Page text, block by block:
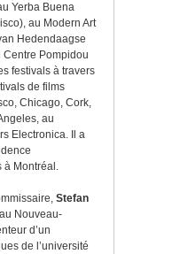
Yerba Buena
au Modern Art
Hedendaagse
Centre Pompidou
festivals à travers
de films
Chicago, Cork,
au
Electronica. Il a
à Montréal.
Stefan
Nouveau-
d’un
de l’université